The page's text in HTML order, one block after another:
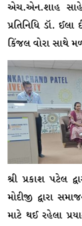
એચ.એન.શાહ
પ્રતિનિધિ ડૉ.
કિંજલ વોરા સાથે
શ્રી પ્રકાશ પટેલ
મોદીજી દ્વારા
માટે થઈ રહેલા